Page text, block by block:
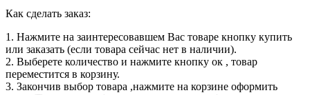
Как сделать заказ:
1. Нажмите на заинтересовавшем Вас товаре кнопку купить
или заказать (если товара сейчас нет в наличии).
2. Выберете количество и нажмите кнопку ок , товар
переместится в корзину.
3. Закончив выбор товара ,нажмите на корзине оформить